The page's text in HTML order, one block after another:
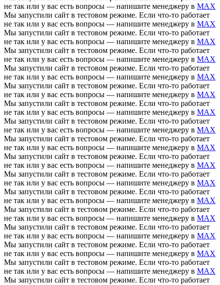
не так или у вас есть вопросы — напишите менеджеру в MAX
Мы запустили сайт в тестовом режиме. Если что-то работает
не так или у вас есть вопросы — напишите менеджеру в MAX
Мы запустили сайт в тестовом режиме. Если что-то работает
не так или у вас есть вопросы — напишите менеджеру в MAX
Мы запустили сайт в тестовом режиме. Если что-то работает
не так или у вас есть вопросы — напишите менеджеру в MAX
Мы запустили сайт в тестовом режиме. Если что-то работает
не так или у вас есть вопросы — напишите менеджеру в MAX
Мы запустили сайт в тестовом режиме. Если что-то работает
не так или у вас есть вопросы — напишите менеджеру в MAX
Мы запустили сайт в тестовом режиме. Если что-то работает
не так или у вас есть вопросы — напишите менеджеру в MAX
Мы запустили сайт в тестовом режиме. Если что-то работает
не так или у вас есть вопросы — напишите менеджеру в MAX
Мы запустили сайт в тестовом режиме. Если что-то работает
не так или у вас есть вопросы — напишите менеджеру в MAX
Мы запустили сайт в тестовом режиме. Если что-то работает
не так или у вас есть вопросы — напишите менеджеру в MAX
Мы запустили сайт в тестовом режиме. Если что-то работает
не так или у вас есть вопросы — напишите менеджеру в MAX
Мы запустили сайт в тестовом режиме. Если что-то работает
не так или у вас есть вопросы — напишите менеджеру в MAX
Мы запустили сайт в тестовом режиме. Если что-то работает
не так или у вас есть вопросы — напишите менеджеру в MAX
Мы запустили сайт в тестовом режиме. Если что-то работает
не так или у вас есть вопросы — напишите менеджеру в MAX
Мы запустили сайт в тестовом режиме. Если что-то работает
не так или у вас есть вопросы — напишите менеджеру в MAX
Мы запустили сайт в тестовом режиме. Если что-то работает
не так или у вас есть вопросы — напишите менеджеру в MAX
Мы запустили сайт в тестовом режиме. Если что-то работает